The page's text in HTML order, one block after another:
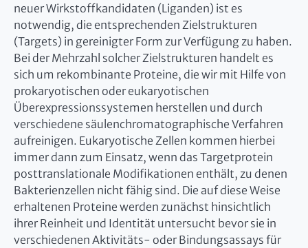
neuer Wirkstoffkandidaten (Liganden) ist es
notwendig, die entsprechenden Zielstrukturen
(Targets) in gereinigter Form zur Verfügung zu haben.
Bei der Mehrzahl solcher Zielstrukturen handelt es
sich um rekombinante Proteine, die wir mit Hilfe von
prokaryotischen oder eukaryotischen
Überexpressionssystemen herstellen und durch
verschiedene säulenchromatographische Verfahren
aufreinigen. Eukaryotische Zellen kommen hierbei
immer dann zum Einsatz, wenn das Targetprotein
posttranslationale Modifikationen enthält, zu denen
Bakterienzellen nicht fähig sind. Die auf diese Weise
erhaltenen Proteine werden zunächst hinsichtlich
ihrer Reinheit und Identität untersucht bevor sie in
verschiedenen Aktivitäts- oder Bindungsassays für